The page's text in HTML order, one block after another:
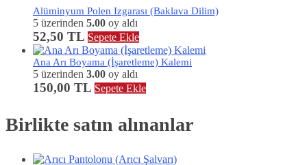
Alüminyum Polen Izgarası (Baklava Dilim)
5 üzerinden 5.00 oy aldı
52,50 TL Sepete Ekle
Ana Arı Boyama (İşaretleme) Kalemi
5 üzerinden 3.00 oy aldı
150,00 TL Sepete Ekle
Birlikte satın alınanlar